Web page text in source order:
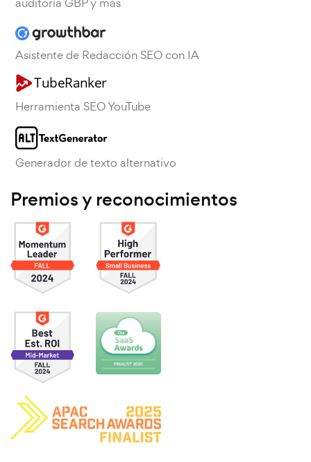
Asistente de Redacción SEO con IA
Herramienta SEO YouTube
Generador de texto alternativo
Premios y reconocimientos